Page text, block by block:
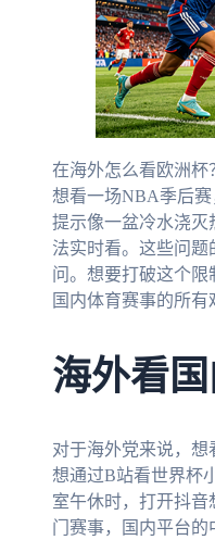
在海外怎么看欧洲
想看一场NBA季后
提示像一盆冷水浇灭
法实时看。这些问
问。想要打破这个
国内体育赛事的所
海外看
对于海外党来说，想
想通过B站看世界杯
室午休时，打开抖
门赛事，国内平台